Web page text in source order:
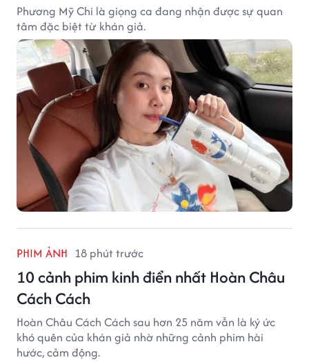
Phương Mỹ Chi là giọng ca đang nhận được sự quan
tâm đặc biệt từ khán giả.
PHIM ẢNH 18 phút trước
10 cảnh phim kinh điển nhất Hoàn Châu
Cách Cách
Hoàn Châu Cách Cách sau hơn 25 năm vẫn là ký ức
khó quên của khán giả nhờ những cảnh phim hài
hước, cảm động.